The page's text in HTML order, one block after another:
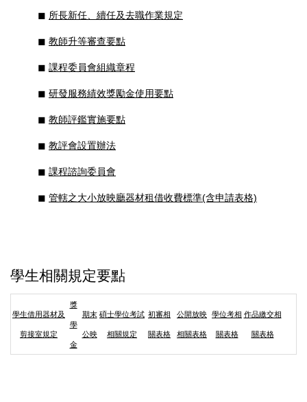
◼︎ 所長新任、續任及去職作業規定
◼︎ 教師升等審查要點
◼︎ 課程委員會組織章程
◼︎ 研發服務績效獎勵金使用要點
◼︎ 教師評鑑實施要點
◼︎ 教評會設置辦法
◼︎ 課程諮詢委員會
◼︎ 管轄之大小放映廳器材租借收費標準(含申請表格)
學生相關規定要點
學生借用器材及
剪接室規定
獎
學
金
期末
公映
碩士學位考試
相關規定
初審相
關表格
公開放映
相關表格
學位考相
關表格
作品繳交相
關表格